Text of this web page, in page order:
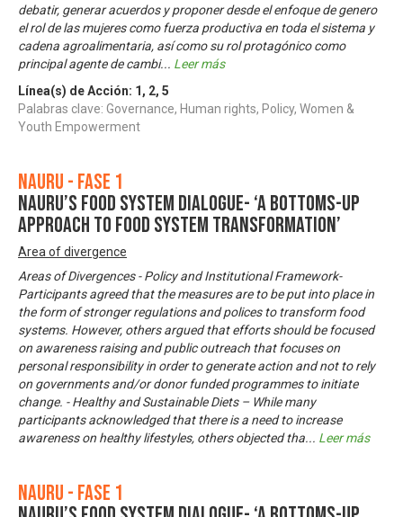
debatir, generar acuerdos y proponer desde el enfoque de genero
el rol de las mujeres como fuerza productiva en toda el sistema y
cadena agroalimentaria, así como su rol protagónico como
principal agente de cambi... Leer más
Línea(s) de Acción: 1 , 2, 5
Palabras clave: Governance, Human rights, Policy, Women &
Youth Empowerment
Nauru - Fase 1
Nauru’s Food System Dialogue- ‘A bottoms-up
approach to food system transformation’
Area of divergence
Areas of Divergences - Policy and Institutional Framework-
Participants agreed that the measures are to be put into place in
the form of stronger regulations and polices to transform food
systems. However, others argued that efforts should be focused
on awareness raising and public outreach that focuses on
personal responsibility in order to generate action and not to rely
on governments and/or donor funded programmes to initiate
change. - Healthy and Sustainable Diets – While many
participants acknowledged that there is a need to increase
awareness on healthy lifestyles, others objected tha... Leer más
Nauru - Fase 1